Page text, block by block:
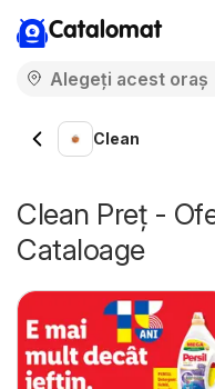
Catalomat
Clean
Clean Preț -
Cataloage